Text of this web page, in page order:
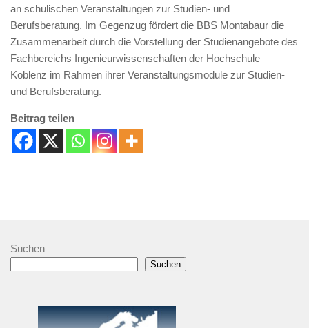
an schulischen Veranstaltungen zur Studien- und
Berufsberatung. Im Gegenzug fördert die BBS Montabaur die
Zusammenarbeit durch die Vorstellung der Studienangebote des
Fachbereichs Ingenieurwissenschaften der Hochschule
Koblenz im Rahmen ihrer Veranstaltungsmodule zur Studien-
und Berufsberatung.
Beitrag teilen
Suchen
Suchen